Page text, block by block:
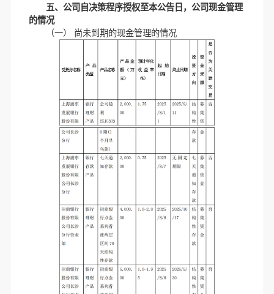
五、公司自决策程序授权至本公告日，公司现金管理
的情况
（一） 尚未到期的现金管理的情况